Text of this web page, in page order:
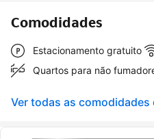
Comodidades
Estacionamento gratuito
Quartos para não
Ver todas as comodidades